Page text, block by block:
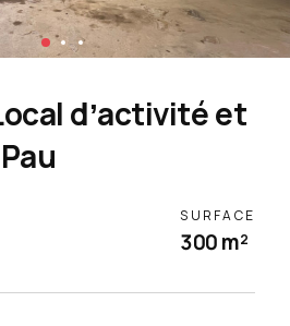
dʼactivité et
SURFACE
300 m²